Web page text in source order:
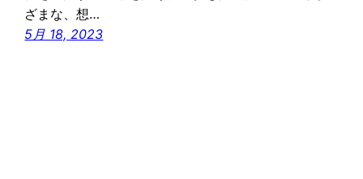
ざまな、想…
5月 18, 2023